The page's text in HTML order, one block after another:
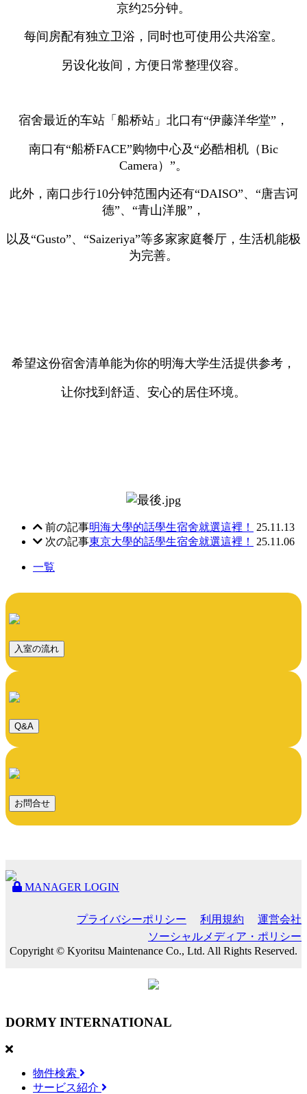
京约25分钟。
每间房配有独立卫浴，同时也可使用公共浴室。
另设化妆间，方便日常整理仪容。
宿舍最近的车站「船桥站」北口有“伊藤洋华堂”，
南口有“船桥FACE”购物中心及“必酷相机（Bic
Camera）”。
此外，南口步行10分钟范围内还有“DAISO”、“唐吉诃
德”、“青山洋服”，
以及“Gusto”、“Saizeriya”等多家家庭餐厅，生活机能极
为完善。
希望这份宿舍清单能为你的明海大学生活提供参考，
让你找到舒适、安心的居住环境。
前の記事明海大學的話學生宿舍就選這裡！
25.11.13
次の記事東京大學的話學生宿舍就選這裡！ 25.11.06
一覧
入室の流れ
Q&A
お問合せ
MANAGER LOGIN
プライバシーポリシー 利用規約
運営会社
ソーシャルメディア・ポリシー
Copyright © Kyoritsu Maintenance Co., Ltd. All Rights Reserved.
DORMY INTERNATIONAL
物件検索
サービス紹介